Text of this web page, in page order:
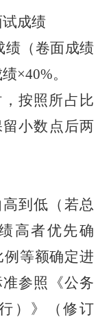
试成绩
绩（卷面成绩
×40%。
按照所占比
小数点后两
到低（若总
高者优先确
例等额确定进
参照《公务
）》
（修订